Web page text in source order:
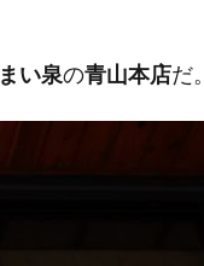
まい泉の青山本店だ。